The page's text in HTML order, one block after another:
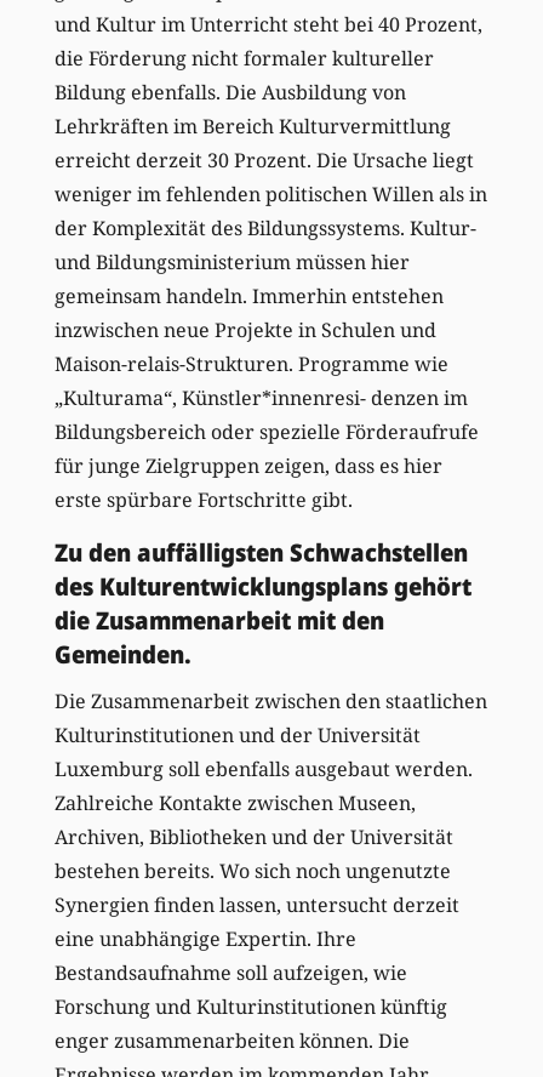
und Kultur im Unterricht steht bei 40 Prozent,
die Förderung nicht formaler kultureller
Bildung ebenfalls. Die Ausbildung von
Lehrkräften im Bereich Kulturvermittlung
erreicht derzeit 30 Prozent. Die Ursache liegt
weniger im fehlenden politischen Willen als in
der Komplexität des Bildungssystems. Kultur-
und Bildungsministerium müssen hier
gemeinsam handeln. Immerhin entstehen
inzwischen neue Projekte in Schulen und
Maison-relais-Strukturen. Programme wie
„Kulturama“, Künstler*innenresi- denzen im
Bildungsbereich oder spezielle Förderaufrufe
für junge Zielgruppen zeigen, dass es hier
erste spürbare Fortschritte gibt.
Zu den auffälligsten Schwachstellen
des Kulturentwicklungsplans gehört
die Zusammenarbeit mit den
Gemeinden.
Die Zusammenarbeit zwischen den staatlichen
Kulturinstitutionen und der Universität
Luxemburg soll ebenfalls ausgebaut werden.
Zahlreiche Kontakte zwischen Museen,
Archiven, Bibliotheken und der Universität
bestehen bereits. Wo sich noch ungenutzte
Synergien finden lassen, untersucht derzeit
eine unabhängige Expertin. Ihre
Bestandsaufnahme soll aufzeigen, wie
Forschung und Kulturinstitutionen künftig
enger zusammenarbeiten können. Die